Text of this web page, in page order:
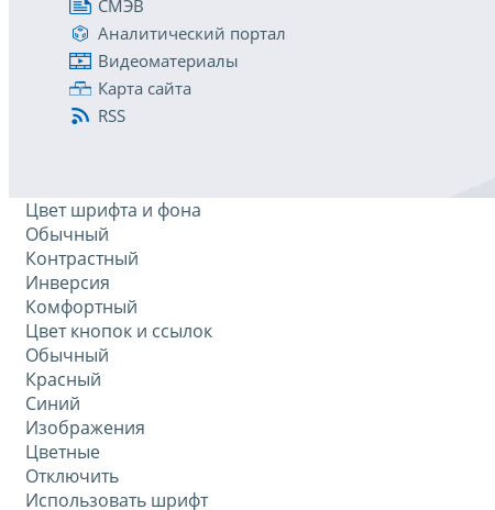
СМЭВ
Аналитический портал
Видеоматериалы
Карта сайта
RSS
Цвет шрифта и фона
Обычный
Контрастный
Инверсия
Комфортный
Цвет кнопок и ссылок
Обычный
Красный
Синий
Изображения
Цветные
Отключить
Использовать шрифт